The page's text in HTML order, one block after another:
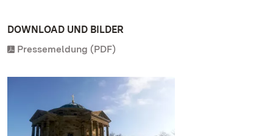
DOWNLOAD UND BILDER
Pressemeldung (PDF)